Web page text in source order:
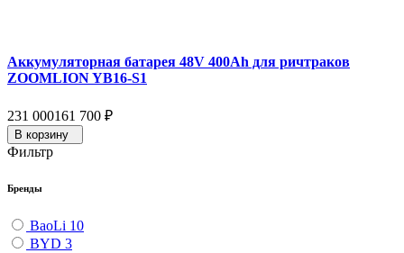
Аккумуляторная батарея 48V 400Ah для ричтраков
ZOOMLION YB16-S1
231 000161 700 ₽
В корзину
Фильтр
Бренды
BaoLi 10
BYD 3